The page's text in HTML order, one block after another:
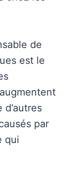
de
est le
par
qui